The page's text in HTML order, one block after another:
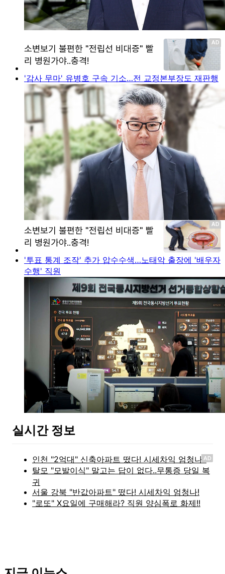
'감사 무마' 유병호 구속 기소…전 교정본부장도 재판행
'투표 통계 조작' 추가 압수수색…노태악 출장에 '배우자
수행' 직원
실시간 정보
AD